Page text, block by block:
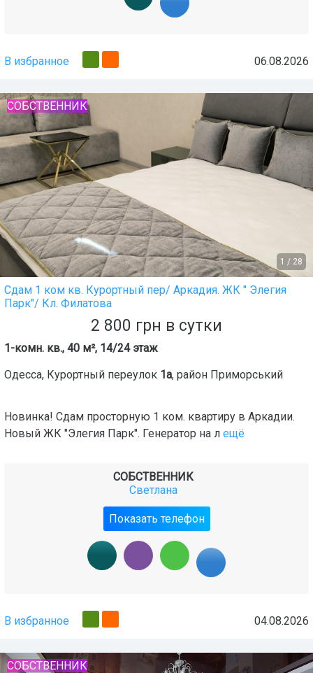
В избранное 06.08.2026
1 / 28
СОБСТВЕННИК
Сдам 1 ком кв. Курортный пер/ Аркадия. ЖК " Элегия
Парк"/ Кл. Филатова
2 800 грн в сутки
1-комн. кв., 40 м², 14/24 этаж
Одесса, Курортный переулок 1а, район Приморський
Новинка! Сдам просторную 1 ком. квартиру в Аркадии.
Новый ЖК "Элегия Парк". Генератор на л ещё
СОБСТВЕННИК
Светлана
Показать телефон
В избранное 04.08.2026
СОБСТВЕННИК